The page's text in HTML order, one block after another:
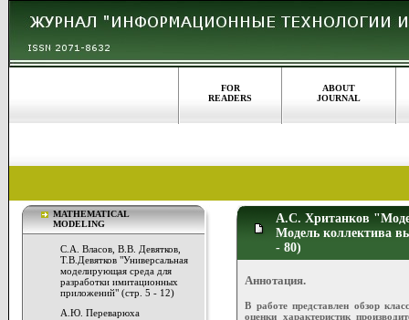
FOR
READERS
ABOUT
JOURNAL
MATHEMATICAL
MODELING
С.А. Власов, В.В. Девятков,
Т.В.Девятков "Универсальная
моделирующая среда для
разработки имитационных
приложений" (стр. 5 - 12)
А.Ю. Переварюха
А.С. Хританков
Модель коллектива
- 80)
Аннотация.
В работе представлен обзор
оценки характеристик